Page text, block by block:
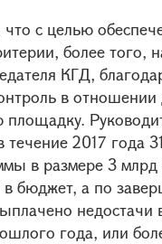
с целью
более того,
КГД,
в отношении
течение 2017 года
в размере 3
бюджет, а по
года, или